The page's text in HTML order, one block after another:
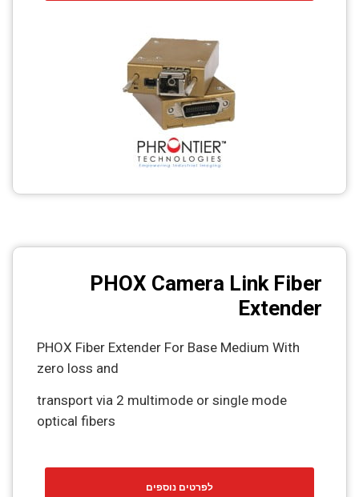
PHOX Camera Link Fiber
Extender
PHOX Fiber Extender For Base Medium With
zero loss and
transport via 2 multimode or single mode
optical fibers
לפרטים נוספים